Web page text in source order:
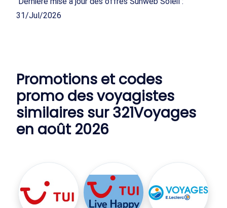
31/Jul/2026
Promotions et codes
promo des voyagistes
similaires sur 321Voyages
en août 2026